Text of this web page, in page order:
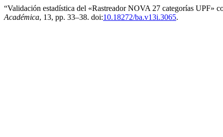
“Validación estadística del «Rastreador NOVA 27 categorías UPF»
Académica, 13, pp. 33–38. doi:10.18272/ba.v13i.3065.